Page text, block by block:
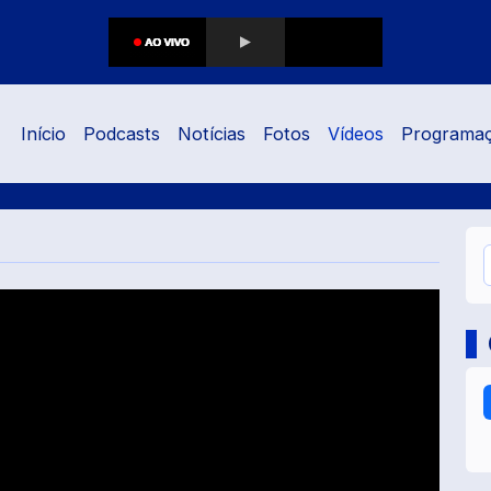
Início Podcasts Notícias Fotos Vídeos